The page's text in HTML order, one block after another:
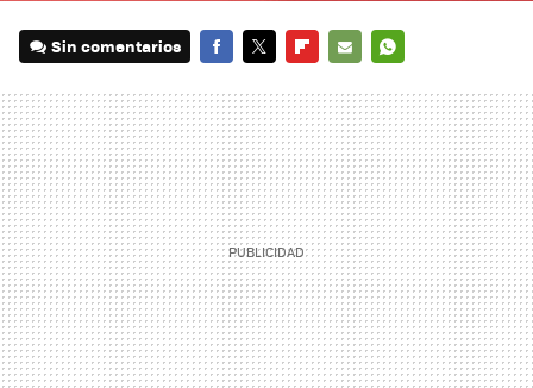
Sin comentarios
MAIL